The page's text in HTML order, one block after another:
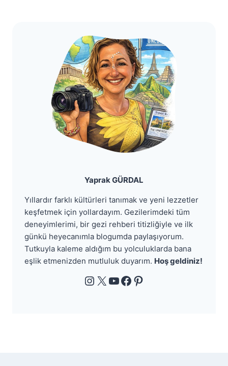
Yaprak GÜRDAL
Yıllardır farklı kültürleri tanımak ve yeni lezzetler
keşfetmek için yollardayım. Gezilerimdeki tüm
deneyimlerimi, bir gezi rehberi titizliğiyle ve ilk
günkü heyecanımla blogumda paylaşıyorum.
Tutkuyla kaleme aldığım bu yolculuklarda bana
eşlik etmenizden mutluluk duyarım. Hoş geldiniz!
Instagram
X YouTube
Facebook
Pinterest